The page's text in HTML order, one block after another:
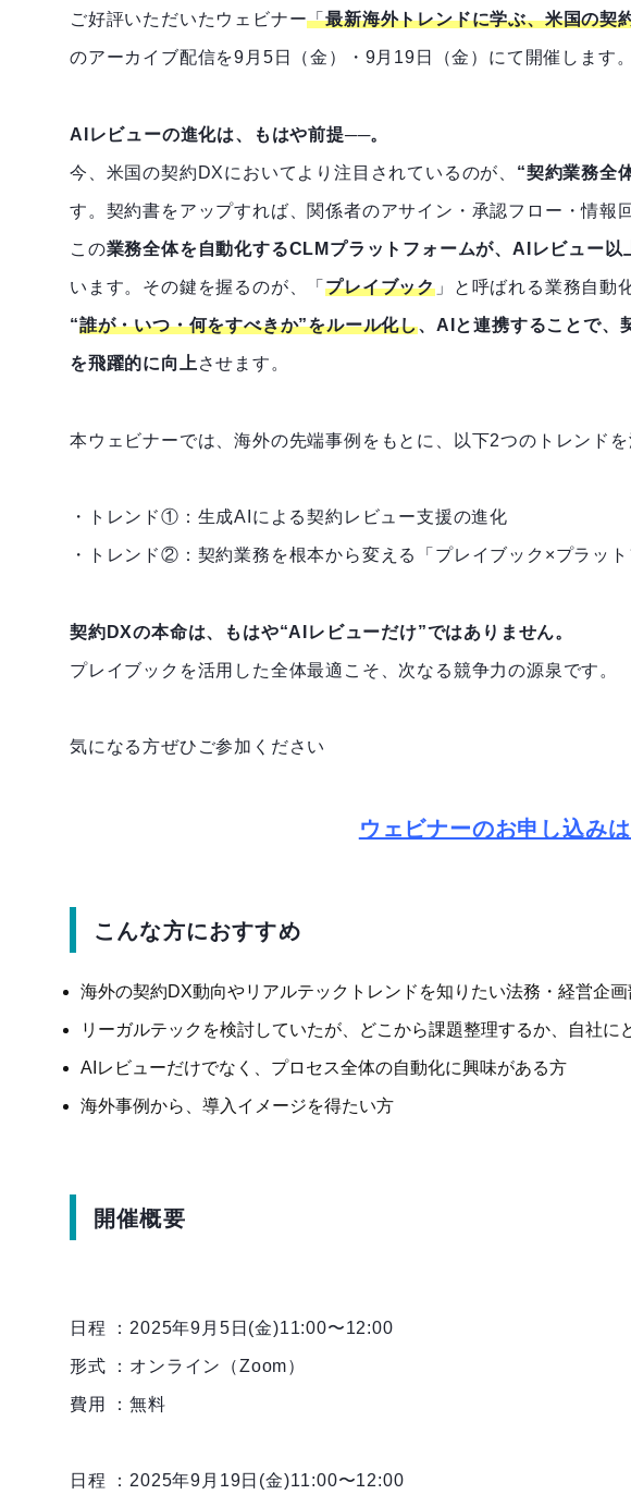
ご好評いただいたウェビナー「最新海外トレンドに学ぶ、米国の契
のアーカイブ配信を9月5日（金）・9月19日（金）にて開催します。
AIレビューの進化は、もはや前提──。
今、米国の契約DXにおいてより注目されているのが、 “契約業務全
す。契約書をアップすれば、関係者のアサイン・承認フロー・情報
この業務全体を自動化するCLMプラットフォームが、AIレビュー以
います。その鍵を握るのが、「プレイブック 」と呼ばれる業務自動
“誰が・いつ・何をすべきか”をルール化し、AIと連携することで、
を飛躍的に向上 させます。
本ウェビナーでは、海外の先端事例をもとに、以下2つのトレンドを
・トレンド①：生成AIによる契約レビュー支援の進化
・トレンド②：契約業務を根本から変える「プレイブック×プラッ
契約DXの本命は、もはや“AIレビューだけ”ではありません。
プレイブックを活用した全体最適こそ、次なる競争力の源泉です。
気になる方ぜひご参加ください
ウェビナーのお申し込み
こんな方におすすめ
海外の契約DX動向やリアルテックトレンドを知りたい法務・経営企
リーガルテックを検討していたが、どこから課題整理するか、自社に
AIレビューだけでなく、プロセス全体の自動化に興味がある方
海外事例から、導入イメージを得たい方
開催概要
日程 ：2025年9月5日(金)11:00〜12:00
形式 ：オンライン（Zoom）
費用 ：無料
日程 ：2025年9月19日(金)11:00〜12:00